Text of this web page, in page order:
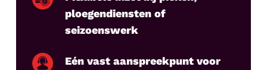
ploegendiensten of
seizoenswerk
Eén vast aanspreekpunt voor